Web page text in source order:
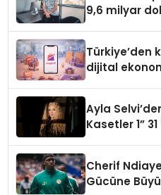
9,6 milyar
Türkiye’den
dijital
Ayla
Kasetler 1”
Cherif
Gücüne